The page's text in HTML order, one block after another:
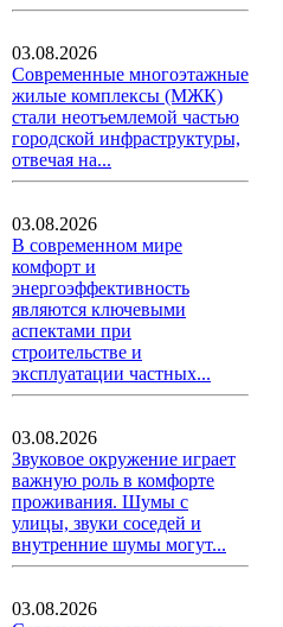
03.08.2026
Современные многоэтажные
жилые комплексы (МЖК)
стали неотъемлемой частью
городской инфраструктуры,
отвечая на...
03.08.2026
В современном мире
комфорт и
энергоэффективность
являются ключевыми
аспектами при
строительстве и
эксплуатации частных...
03.08.2026
Звуковое окружение играет
важную роль в комфорте
проживания. Шумы с
улицы, звуки соседей и
внутренние шумы могут...
03.08.2026